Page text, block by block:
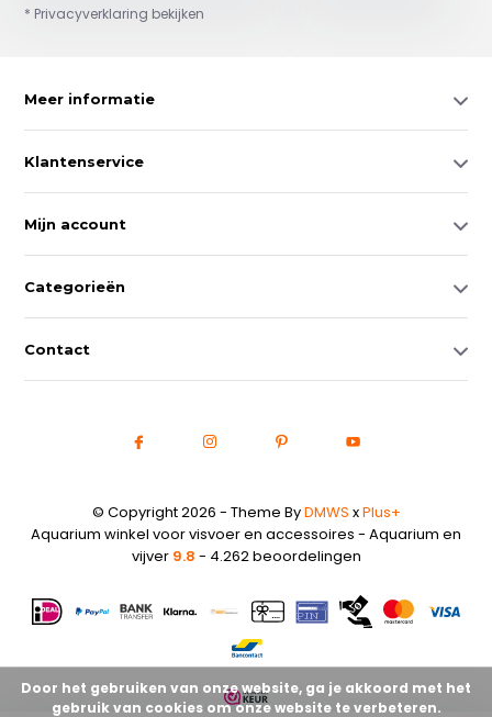
* Privacyverklaring bekijken
Meer informatie
Klantenservice
Mijn account
Categorieën
Contact
© Copyright 2026 - Theme ByDMWS xPlus+
Aquarium winkel voor visvoer en accessoires - Aquarium en
vijver 9.8 - 4.262 beoordelingen
Door het gebruiken van onze website, ga je akkoord met het
gebruik van cookies om onze website te verbeteren.